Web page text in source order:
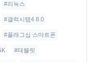
#리눅스
#갤럭시탭4 8.0
#플래그십 스마트폰
#태블릿